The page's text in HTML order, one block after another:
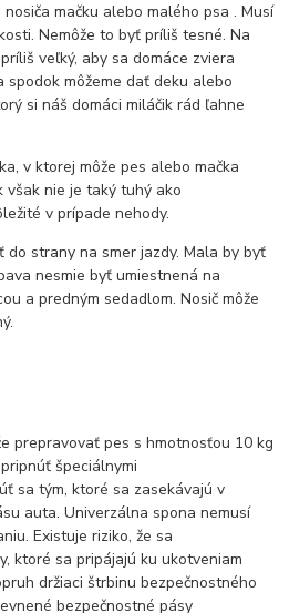
nosiča mačku alebo malého psa . Musí
Nemôže to byť príliš tesné. Na
veľký, aby sa domáce zviera
spodok môžeme dať deku alebo
si náš domáci miláčik rád ľahne
v ktorej môže pes alebo mačka
nie je taký tuhý ako
v prípade nehody.
strany na smer jazdy. Mala by byť
nesmie byť umiestnená na
a predným sedadlom. Nosič môže
prepravovať pes s hmotnosťou 10 kg
špeciálnymi
sa tým, ktoré sa zasekávajú v
auta. Univerzálna spona nemusí
Existuje riziko, že sa
ktoré sa pripájajú ku ukotveniam
držiaci štrbinu bezpečnostného
bezpečnostné pásy